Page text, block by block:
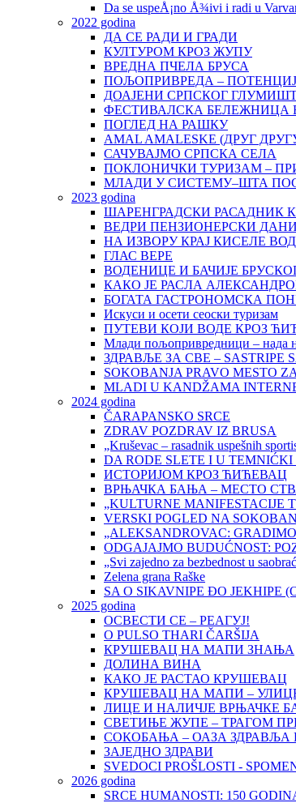
Da se uspeÅ¡no Å¾ivi i radi u
2022 godina
ДА СЕ РАДИ И ГРАДИ
КУЛТУРОМ КРОЗ ЖУПУ
ВРЕДНА ПЧЕЛА БРУСА
ПОЉОПРИВРЕДА –
ДОАЈЕНИ СРПСКОГ
ФЕСТИВАЛСКА БЕЛЕЖНИЦА
ПОГЛЕД НА РАШКУ
AMAL AMALESKE (ДРУГ
САЧУВАЈМО СРПСКА СЕЛА
ПОКЛОНИЧКИ ТУРИЗАМ –
МЛАДИ У СИСТЕМУ–ШТА
2023 godina
ШАРЕНГРАДСКИ РАСАДНИК
ВЕДРИ ПЕНЗИОНЕРСКИ ДАНИ
НА ИЗВОРУ КРАЈ КИСЕЛЕ
ГЛАС ВЕРЕ
ВОДЕНИЦЕ И БАЧИЈЕ
КАКО ЈЕ РАСЛА
БОГАТА ГАСТРОНОМСКА
Искуси и осети сеоски туризам
ПУТЕВИ КОЈИ ВОДЕ КРОЗ
Млади пољопривредници – нада
ЗДРАВЉЕ ЗА СВЕ – SASTRIPE
SOKOBANJA PRAVO MESTO
MLADI U KANDŽAMA
2024 godina
ČARAPANSKO SRCE
ZDRAV POZDRAV IZ BRUSA
„Kruševac – rasadnik uspešnih
DA RODE SLETE I U TEMNIĆKI
ИСТОРИЈОМ КРОЗ ЋИЋЕВАЦ
ВРЊАЧКА БАЊА – МЕСТО
„KULTURNE MANIFESTACIJE
VERSKI POGLED NA
„ALEKSANDROVAC:
ODGAJAJMO BUDUĆNOST:
„Svi zajedno za bezbednost u
Zelena grana Raške
SA O SIKAVNIPE ĐO JEKHIPE
2025 godina
ОСВЕСТИ СЕ – РЕАГУЈ!
O PULSO THARI ČARŠIJA
КРУШЕВАЦ НА МАПИ ЗНАЊА
ДОЛИНА ВИНА
КАКО ЈЕ РАСТАО КРУШЕВАЦ
КРУШЕВАЦ НА МАПИ –
ЛИЦЕ И НАЛИЧЈЕ ВРЊАЧКЕ
СВЕТИЊЕ ЖУПЕ – ТРАГОМ
СОКОБАЊА – ОАЗА ЗДРАВЉА
ЗАЈЕДНО ЗДРАВИ
SVEDOCI PROŠLOSTI -
2026 godina
SRCE HUMANOSTI: 150